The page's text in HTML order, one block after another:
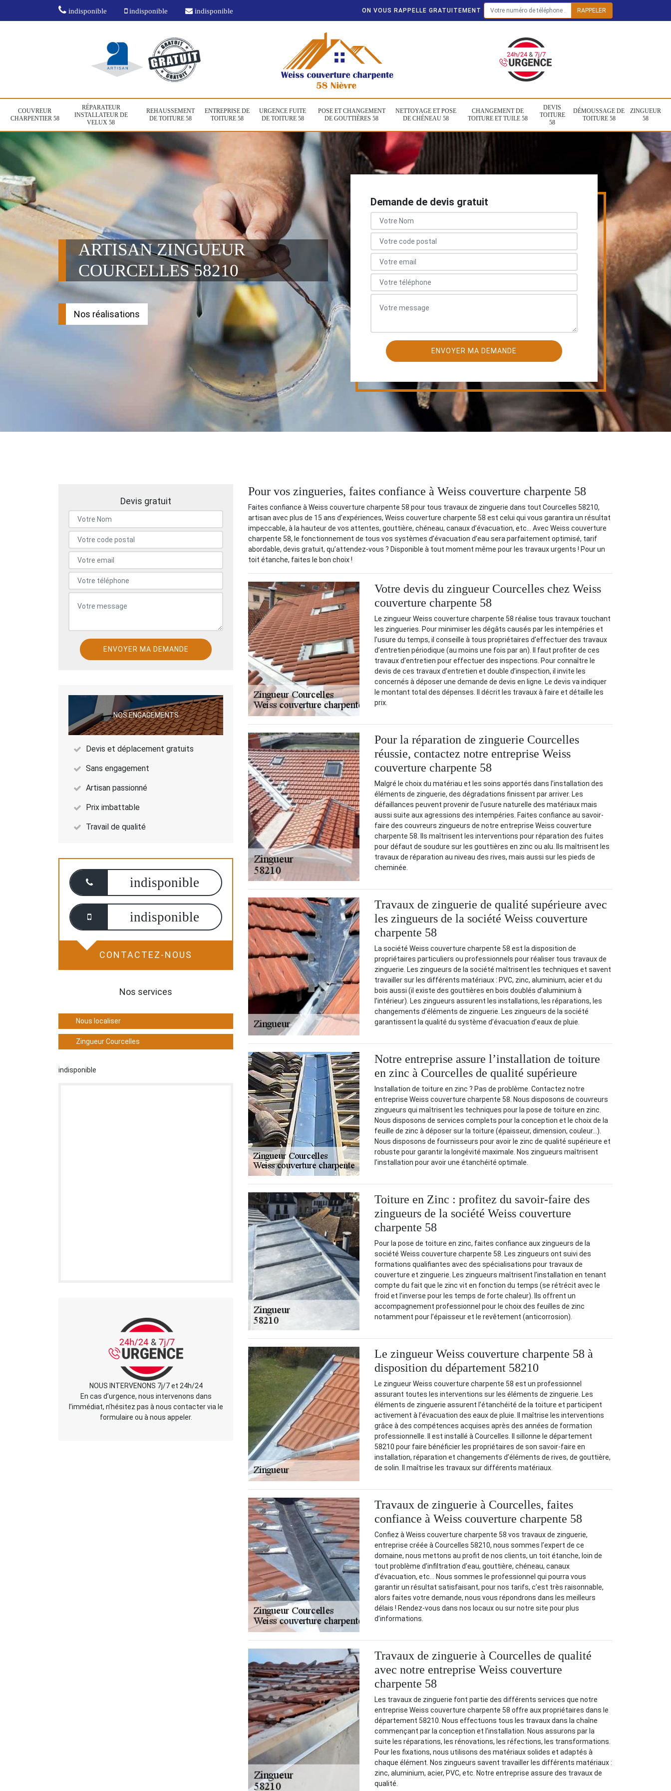
indisponible indisponible indisponible ON VOUS RAPPELLE GRATUITEMENT
COUVREUR
CHARPENTIER 58
RÉPARATEUR
INSTALLATEUR DE
VELUX 58
REHAUSSEMENT
DE TOITURE 58
ENTREPRISE DE
TOITURE 58
URGENCE FUITE
DE TOITURE 58
POSE ET CHANGEMENT
DE GOUTTIÈRES 58
NETTOYAGE ET POSE
DE CHÉNEAU 58
CHANGEMENT DE
TOITURE ET TUILE 58
DEVIS
TOITURE
58
DÉMOUSSAGE DE
TOITURE 58
ZINGUEUR
58
ARTISAN ZINGUEUR
COURCELLES 58210
Nos réalisations
Demande de devis gratuit
Devis gratuit
NOS ENGAGEMENTS
Devis et déplacement gratuits
Sans engagement
Artisan passionné
Prix imbattable
Travail de qualité
indisponible
indisponible
CONTACTEZ-NOUS
Nos services
Nous localiser
Zingueur Courcelles
indisponible
NOUS INTERVENONS 7j/7 et 24h/24
En cas d’urgence, nous intervenons dans
l’immédiat, n’hésitez pas à nous contacter via le
formulaire ou à nous appeler.
Pour vos zingueries, faites confiance à Weiss couverture charpente 58
Faites confiance à Weiss couverture charpente 58 pour tous travaux de zinguerie dans tout Courcelles 58210,
artisan avec plus de 15 ans d’expériences, Weiss couverture charpente 58 est celui qui vous garantira un résultat
impeccable, à la hauteur de vos attentes, gouttière, chéneau, canaux d’évacuation, etc… Avec Weiss couverture
charpente 58, le fonctionnement de tous vos systèmes d’évacuation d’eau sera parfaitement optimisé, tarif
abordable, devis gratuit, qu’attendez-vous ? Disponible à tout moment même pour les travaux urgents ! Pour un
toit étanche, faites le bon choix !
Votre devis du zingueur Courcelles chez Weiss
couverture charpente 58
Le zingueur Weiss couverture charpente 58 réalise tous travaux touchant
les zingueries. Pour minimiser les dégâts causés par les intempéries et
l’usure du temps, il conseille à tous propriétaires d’effectuer des travaux
d’entretien périodique (au moins une fois par an). Il faut profiter de ces
travaux d’entretien pour effectuer des inspections. Pour connaître le
devis de ces travaux d’entretien et double d’inspection, il invite les
concernés à déposer une demande de devis en ligne. Le devis va indiquer
le montant total des dépenses. Il décrit les travaux à faire et détaille les
prix.
Pour la réparation de zinguerie Courcelles
réussie, contactez notre entreprise Weiss
couverture charpente 58
Malgré le choix du matériau et les soins apportés dans l’installation des
éléments de zinguerie, des dégradations finissent par arriver. Les
défaillances peuvent provenir de l’usure naturelle des matériaux mais
aussi suite aux agressions des intempéries. Faites confiance au savoir-
faire des couvreurs zingueurs de notre entreprise Weiss couverture
charpente 58. Ils maîtrisent les interventions pour réparation des fuites
pour défaut de soudure sur les gouttières en zinc ou alu. Ils maîtrisent les
travaux de réparation au niveau des rives, mais aussi sur les pieds de
cheminée.
Travaux de zinguerie de qualité supérieure avec
les zingueurs de la société Weiss couverture
charpente 58
La société Weiss couverture charpente 58 est la disposition de
propriétaires particuliers ou professionnels pour réaliser tous travaux de
zinguerie. Les zingueurs de la société maîtrisent les techniques et savent
travailler sur les différents matériaux : PVC, zinc, aluminium, acier et du
bois aussi (il existe des gouttières en bois doublés d’aluminium à
l’intérieur). Les zingueurs assurent les installations, les réparations, les
changements d’éléments de zinguerie. Les zingueurs de la société
garantissent la qualité du système d’évacuation d’eaux de pluie.
Notre entreprise assure l’installation de toiture
en zinc à Courcelles de qualité supérieure
Installation de toiture en zinc ? Pas de problème. Contactez notre
entreprise Weiss couverture charpente 58. Nous disposons de couvreurs
zingueurs qui maîtrisent les techniques pour la pose de toiture en zinc.
Nous disposons de services complets pour la conception et le choix de la
feuille de zinc à déposer sur la toiture (épaisseur, dimension, couleur…).
Nous disposons de fournisseurs pour avoir le zinc de qualité supérieure et
robuste pour garantir la longévité maximale. Nos zingueurs maîtrisent
l’installation pour avoir une étanchéité optimale.
Toiture en Zinc : profitez du savoir-faire des
zingueurs de la société Weiss couverture
charpente 58
Pour la pose de toiture en zinc, faites confiance aux zingueurs de la
société Weiss couverture charpente 58. Les zingueurs ont suivi des
formations qualifiantes avec des spécialisations pour travaux de
couverture et zinguerie. Les zingueurs maîtrisent l’installation en tenant
compte du fait que le zinc vit en fonction du temps (se rétrécit avec le
froid et l’inverse pour les temps de forte chaleur). Ils offrent un
accompagnement professionnel pour le choix des feuilles de zinc
notamment pour l’épaisseur et le revêtement (anticorrosion).
Le zingueur Weiss couverture charpente 58 à
disposition du département 58210
Le zingueur Weiss couverture charpente 58 est un professionnel
assurant toutes les interventions sur les éléments de zinguerie. Les
éléments de zinguerie assurent l’étanchéité de la toiture et participent
activement à l’évacuation des eaux de pluie. Il maîtrise les interventions
grâce à des compétences acquises après des années de formation
professionnelle. Il est installé à Courcelles. Il sillonne le département
58210 pour faire bénéficier les propriétaires de son savoir-faire en
installation, réparation et changements d’éléments de rives, de gouttière,
de solin. Il maîtrise les travaux sur différents matériaux.
Travaux de zinguerie à Courcelles, faites
confiance à Weiss couverture charpente 58
Confiez à Weiss couverture charpente 58 vos travaux de zinguerie,
entreprise créée à Courcelles 58210, nous sommes l’expert de ce
domaine, nous mettons au profit de nos clients, un toit étanche, loin de
tout problème d’infiltration d’eau, gouttière, chéneau, canaux
d’évacuation, etc… Nous sommes le professionnel qui pourra vous
garantir un résultat satisfaisant, pour nos tarifs, c’est très raisonnable,
alors faites votre demande, nous vous répondrons dans les meilleurs
délais ! Rendez-vous dans nos locaux ou sur notre site pour plus
d’informations.
Travaux de zinguerie à Courcelles de qualité
avec notre entreprise Weiss couverture
charpente 58
Les travaux de zinguerie font partie des différents services que notre
entreprise Weiss couverture charpente 58 offre aux propriétaires dans le
département 58210. Nous effectuons tous les travaux dans la chaîne
commençant par la conception et l’installation. Nous assurons par la
suite les réparations, les rénovations, les réfections, les transformations.
Pour les fixations, nous utilisons des matériaux solides et adaptés à
chaque élément. Nos zingueurs savent travailler les différents matériaux :
zinc, aluminium, acier, PVC, etc. Notre entreprise assure des travaux de
qualité.